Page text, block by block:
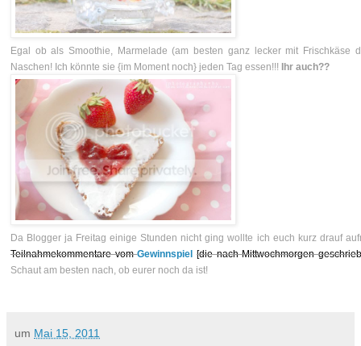
Egal ob als Smoothie, Marmelade (am besten ganz lecker mit Frischkäse
Naschen! Ich könnte sie {im Moment noch} jeden Tag essen!!! Ihr auch??
Da Blogger ja Freitag einige Stunden nicht ging wollte ich euch kurz drauf
Teilnahmekommentare vomGewinnspiel[die nach Mittwochmorgen
Schaut am besten nach, ob eurer noch da ist!
um Mai 15, 2011